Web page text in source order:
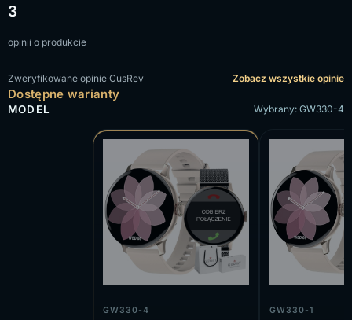
3
opinii o produkcie
Zweryfikowane opinie CusRev Zobacz wszystkie opinie
Dostępne warianty
MODEL Wybrany: GW330-4
GW330-4 GW330-1